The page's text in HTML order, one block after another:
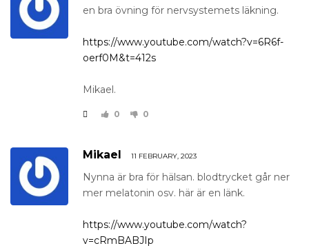
en bra övning för nervsystemets läkning.
https://www.youtube.com/watch?v=6R6f-
oerf0M&t=412s
Mikael.
0 0
Mikael 11 FEBRUARY, 2023
Nynna är bra för hälsan. blodtrycket går ner
mer melatonin osv. här är en länk.
https://www.youtube.com/watch?
v=cRmBABJIp